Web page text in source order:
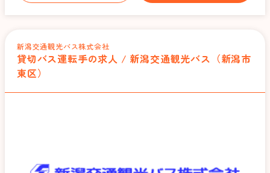
新潟交通観光バス株式会社
貸切バス運転手の求人 / 新潟交通観光バス（新潟市
東区）